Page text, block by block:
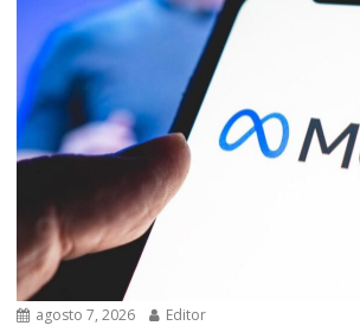
agosto 7, 2026 Editor